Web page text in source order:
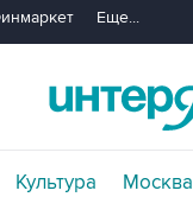
Еще...
Культура Москва